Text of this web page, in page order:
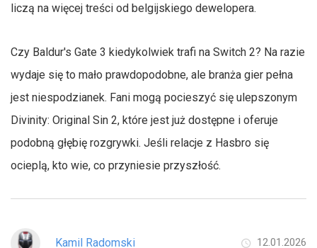
liczą na więcej treści od belgijskiego dewelopera.
Czy Baldur's Gate 3 kiedykolwiek trafi na Switch 2? Na razie
wydaje się to mało prawdopodobne, ale branża gier pełna
jest niespodzianek. Fani mogą pocieszyć się ulepszonym
Divinity: Original Sin 2, które jest już dostępne i oferuje
podobną głębię rozgrywki. Jeśli relacje z Hasbro się
ocieplą, kto wie, co przyniesie przyszłość.
Kamil Radomski 12.01.2026